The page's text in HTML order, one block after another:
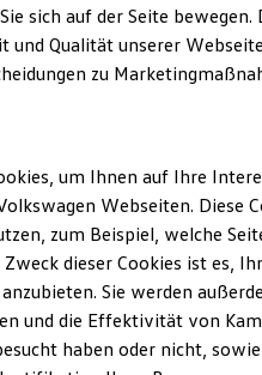
sich auf der Seite
und Qualität unserer
zu
um Ihnen auf Ihre
Webseiten. Diese
zum Beispiel, welche
dieser Cookies ist es,
Sie werden
und die Effektivität von
haben oder nicht,